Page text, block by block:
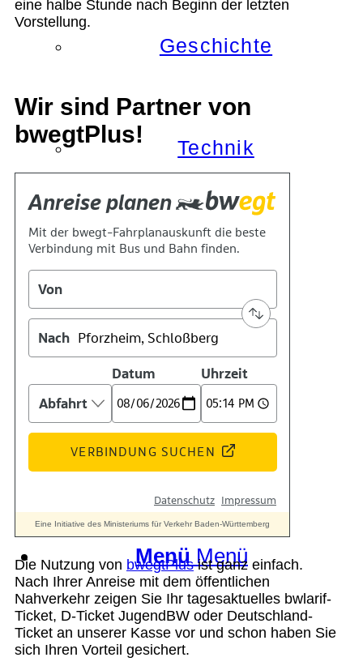
Geschichte
Technik
Standort
Verein
Suche
Menü Menü
eine halbe Stunde nach Beginn der letzten
Vorstellung.
Wir sind Partner von
bwegtPlus!
Die Nutzung von bwegtPlusist ganz einfach.
Nach Ihrer Anreise mit dem öffentlichen
Nahverkehr zeigen Sie Ihr tagesaktuelles bwlarif-
Ticket, D-Ticket JugendBW oder Deutschland-
Ticket an unserer Kasse vor und schon haben Sie
sich Ihren Vorteil gesichert.